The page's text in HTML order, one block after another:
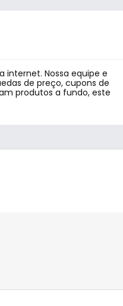
internet. Nossa equipe e
de preço, cupons de
produtos a fundo, este